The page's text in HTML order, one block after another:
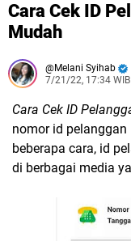
Cara Cek ID
Mudah
Melani Syihab
7/21/22, 17:34 WIB
Cara Cek ID
nomor id
beberapa cara, id
di berbagai media